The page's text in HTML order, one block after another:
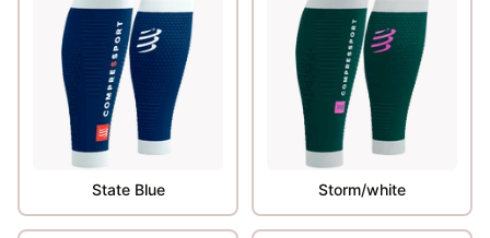
State Blue Storm/white